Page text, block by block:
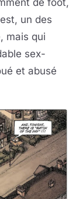
un des
mais qui
sex-
et abusé